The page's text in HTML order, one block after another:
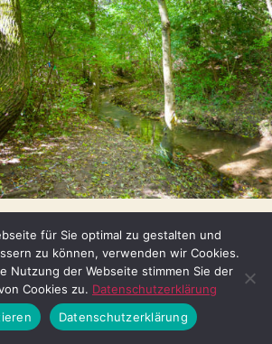
für Sie optimal zu gestalten und
zu können, verwenden wir Cookies.
Nutzung der Webseite stimmen Sie der
Cookies zu. Datenschutzerklärung
Datenschutzerklärung